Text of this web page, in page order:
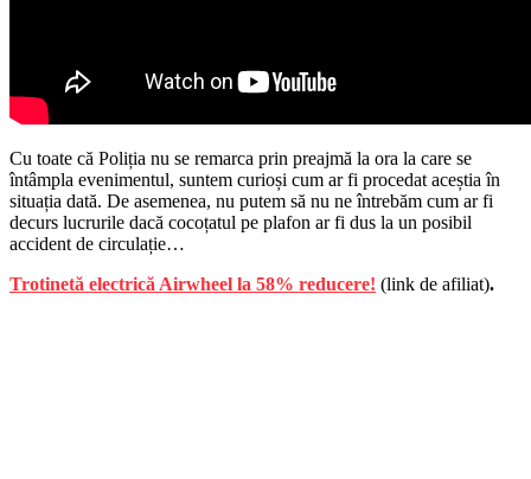
Cu toate că Poliția nu se remarca prin preajmă la ora la care se
întâmpla evenimentul, suntem curioși cum ar fi procedat aceștia în
situația dată. De asemenea, nu putem să nu ne întrebăm cum ar fi
decurs lucrurile dacă cocoțatul pe plafon ar fi dus la un posibil
accident de circulație…
Trotinetă electrică Airwheel la 58% reducere! (link de afiliat).